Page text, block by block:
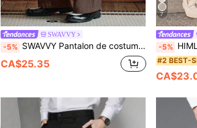
SWAVVY
-5% SWAVVY Pantalon de costume casual à rayures et poches obliques pour hommes
CA$25.35
7
-5% HIMLAND Pantalon de costume slim-fit tissé décontracté à taille mi-haute et jambe droite pour
#2 BEST-